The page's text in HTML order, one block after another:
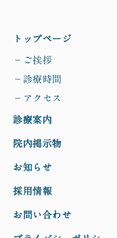
トップページ
−ご挨拶
−診療時間
−アクセス
診療案内
院内掲示物
お知らせ
採用情報
お問い合わせ